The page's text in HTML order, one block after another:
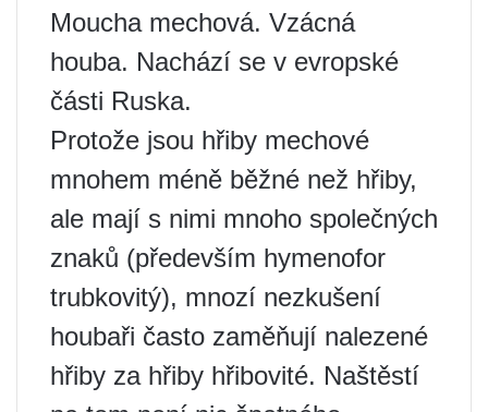
Moucha mechová. Vzácná
houba. Nachází se v evropské
části Ruska.
Protože jsou hřiby mechové
mnohem méně běžné než hřiby,
ale mají s nimi mnoho společných
znaků (především hymenofor
trubkovitý), mnozí nezkušení
houbaři často zaměňují nalezené
hřiby za hřiby hřibovité. Naštěstí